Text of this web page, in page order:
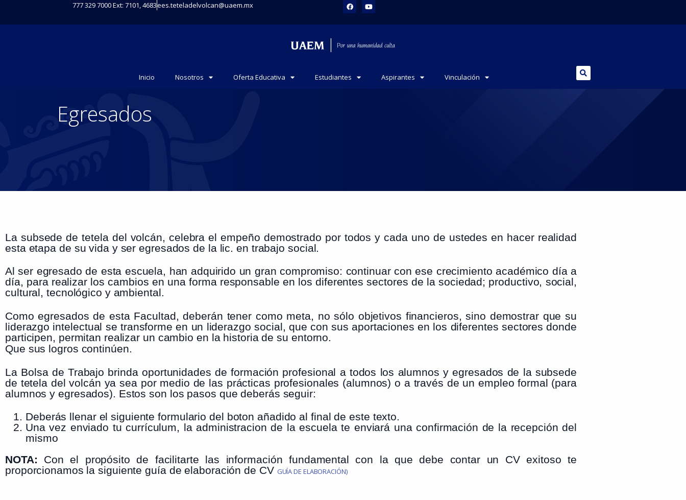
777 329 7000 Ext: 7101, 4683ees.teteladelvolcan@uaem.mx
Inicio Nosotros Oferta Educativa Estudiantes Aspirantes Vinculación
Egresados
La subsede de tetela del volcán, celebra el empeño demostrado por todos y cada uno de ustedes en hacer realidad
esta etapa de su vida y ser egresados de la lic. en trabajo social.
Al ser egresado de esta escuela, han adquirido un gran compromiso: continuar con ese crecimiento académico día a
día, para realizar los cambios en una forma responsable en los diferentes sectores de la sociedad; productivo, social,
cultural, tecnológico y ambiental.
Como egresados de esta Facultad, deberán tener como meta, no sólo objetivos financieros, sino demostrar que su
liderazgo intelectual se transforme en un liderazgo social, que con sus aportaciones en los diferentes sectores donde
participen, permitan realizar un cambio en la historia de su entorno.
Que sus logros continúen.
La Bolsa de Trabajo brinda oportunidades de formación profesional a todos los alumnos y egresados de la subsede
de tetela del volcán ya sea por medio de las prácticas profesionales (alumnos) o a través de un empleo formal (para
alumnos y egresados). Estos son los pasos que deberás seguir:
Deberás llenar el siguiente formulario del boton añadido al final de este texto.
Una vez enviado tu currículum, la administracion de la escuela te enviará una confirmación de la recepción del
mismo
NOTA: Con el propósito de facilitarte las información fundamental con la que debe contar un CV exitoso te
proporcionamos la siguiente guía de elaboración de CV GUÍA DE ELABORACIÓN)